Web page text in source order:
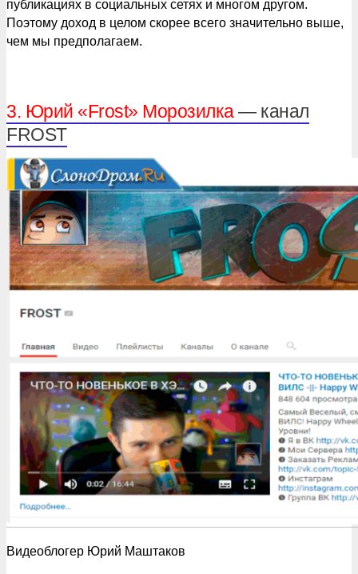
публикациях в социальных сетях и многом другом.
Поэтому доход в целом скорее всего значительно выше,
чем мы предполагаем.
3. Юрий «Frost» Морозилка— канал
FROST
Видеоблогер Юрий Маштаков